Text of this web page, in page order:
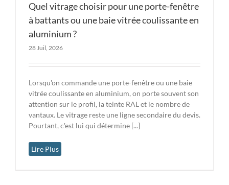
Quel vitrage choisir pour une porte-fenêtre
à battants ou une baie vitrée coulissante en
aluminium ?
28 Juil, 2026
Lorsqu'on commande une porte-fenêtre ou une baie
vitrée coulissante en aluminium, on porte souvent son
attention sur le profil, la teinte RAL et le nombre de
vantaux. Le vitrage reste une ligne secondaire du devis.
Pourtant, c'est lui qui détermine [...]
Lire Plus